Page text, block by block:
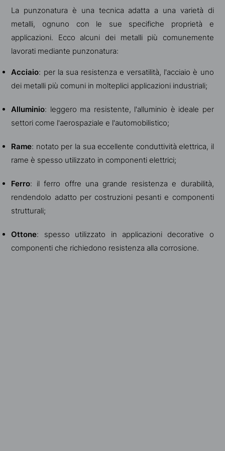
La punzonatura è una tecnica adatta a una varietà di
metalli, ognuno con le sue specifiche proprietà e
applicazioni. Ecco alcuni dei metalli più comunemente
lavorati mediante punzonatura:
Acciaio: per la sua resistenza e versatilità, l'acciaio è uno
dei metalli più comuni in molteplici applicazioni industriali;
Alluminio: leggero ma resistente, l'alluminio è ideale per
settori come l'aerospaziale e l'automobilistico;
Rame: notato per la sua eccellente conduttività elettrica, il
rame è spesso utilizzato in componenti elettrici;
Ferro: il ferro offre una grande resistenza e durabilità,
rendendolo adatto per costruzioni pesanti e componenti
strutturali;
Ottone: spesso utilizzato in applicazioni decorative o
componenti che richiedono resistenza alla corrosione.